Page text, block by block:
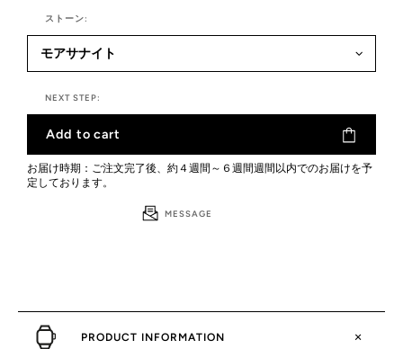
ストーン:
NEXT STEP:
MESSAGE
Add to cart
お届け時期：ご注文完了後、約４週間～６週間週間以内でのお届けを予
定しております。
PRODUCT INFORMATION